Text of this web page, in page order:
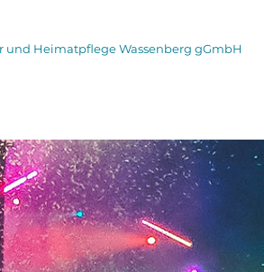
und Heimatpflege Wassenberg gGmbH